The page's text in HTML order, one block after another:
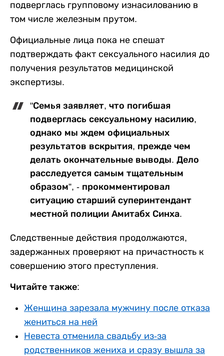
подверглась групповому изнасилованию в
том числе железным прутом.
Официальные лица пока не спешат
подтверждать факт сексуального насилия до
получения результатов медицинской
экспертизы.
"Семья заявляет, что погибшая
подверглась сексуальному насилию,
однако мы ждем официальных
результатов вскрытия, прежде чем
делать окончательные выводы. Дело
расследуется самым тщательным
образом”, - прокомментировал
ситуацию старший суперинтендант
местной полиции Амитабх Синха.
Следственные действия продолжаются,
задержанных проверяют на причастность к
совершению этого преступления.
Читайте также:
Женщина зарезала мужчину после отказа
жениться на ней
Невеста отменила свадьбу из-за
родственников жениха и сразу вышла за